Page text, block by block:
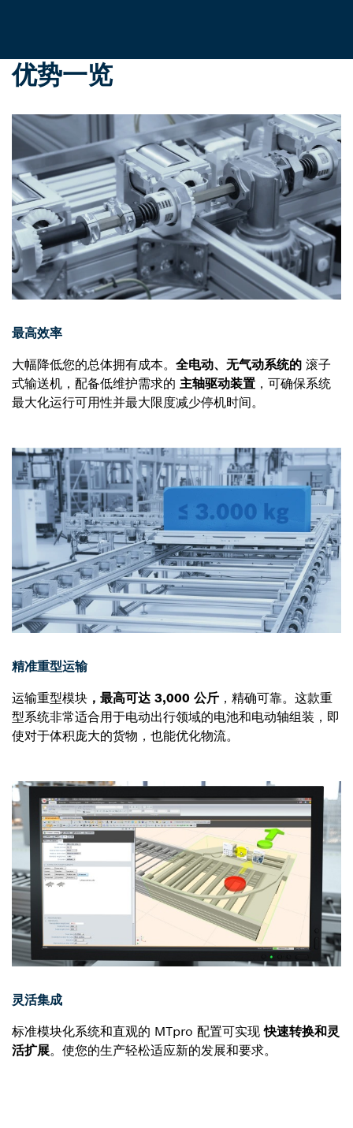
优势一览
最高效率
大幅降低您的总体拥有成本。 全电动、无气动系统的 滚子
式输送机，配备低维护需求的 主轴驱动装置 ，可确保系统
最大化运行可用性并最大限度减少停机时间。
精准重型运输
运输重型模块 ，最高可达 3,000 公斤 ，精确可靠。这款重
型系统非常适合用于电动出行领域的电池和电动轴组装，即
使对于体积庞大的货物，也能优化物流。
灵活集成
标准模块化系统和直观的 MTpro 配置可实现快速转换和灵
活扩展。使您的生产轻松适应新的发展和要求。